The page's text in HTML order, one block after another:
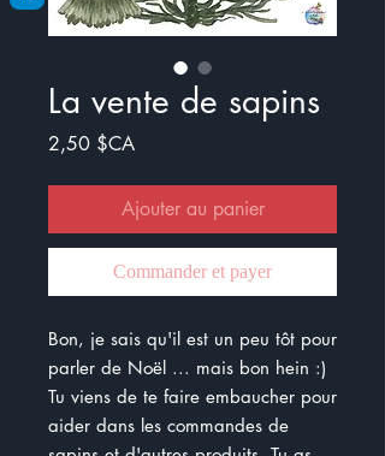
La vente de sapins
2,50 $CAPrix
Ajouter au panier
Commander et payer
Bon, je sais qu'il est un peu tôt pour
parler de Noël ... mais bon hein :)
Tu viens de te faire embaucher pour
aider dans les commandes de